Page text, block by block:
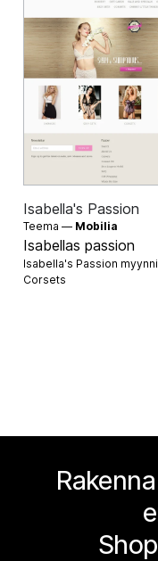
Isabella's Passion
Teema — Mobilia
Isabellas passion
Isabella's Passion
Corsets